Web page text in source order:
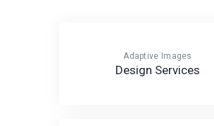
ПАРТНЕРИAdaptive Images
Design Services